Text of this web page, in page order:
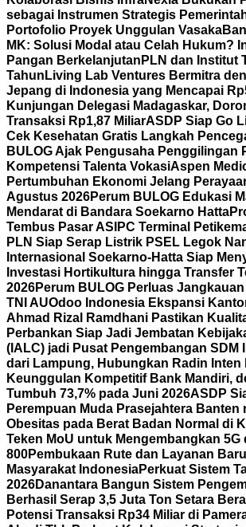
sebagai Instrumen Strategis
Portofolio Proyek Unggulan Vasaka
MK: Solusi Modal atau Celah Hukum?
Pangan Berkelanjutan PLN dan Institut
Tahun Living Lab Ventures Bermitra
Jepang di Indonesia yang Mencapai
Kunjungan Delegasi Madagaskar,
Transaksi Rp1,87 MiliarASDP Siap Go
Cek Kesehatan Gratis Langkah
BULOG Ajak Pengusaha Penggilingan
Kompetensi Talenta VokasiAspen
Pertumbuhan Ekonomi Jelang
Agustus 2026Perum BULOG Edukasi
Mendarat di Bandara Soekarno Hatta
Tembus Pasar AS IPC Terminal
PLN Siap Serap Listrik PSEL Legok
Internasional Soekarno-Hatta Siap
Investasi Hortikultura hingga Transfer
2026Perum BULOG Perluas
TNI AUOdoo Indonesia Ekspansi
Ahmad Rizal Ramdhani Pastikan
Perbankan Siap Jadi Jembatan
(IALC) jadi Pusat Pengembangan SDM
dari Lampung, Hubungkan Radin
Keunggulan Kompetitif Bank Mandiri,
Tumbuh 73,7% pada Juni 2026ASDP
Perempuan Muda Prasejahtera
Obesitas pada Berat Badan Normal di
Teken MoU untuk Mengembangkan
800Pembukaan Rute dan Layanan
Masyarakat IndonesiaPerkuat Sistem
2026Danantara Bangun Sistem
Berhasil Serap 3,5 Juta Ton Setara
Potensi Transaksi Rp34 Miliar di